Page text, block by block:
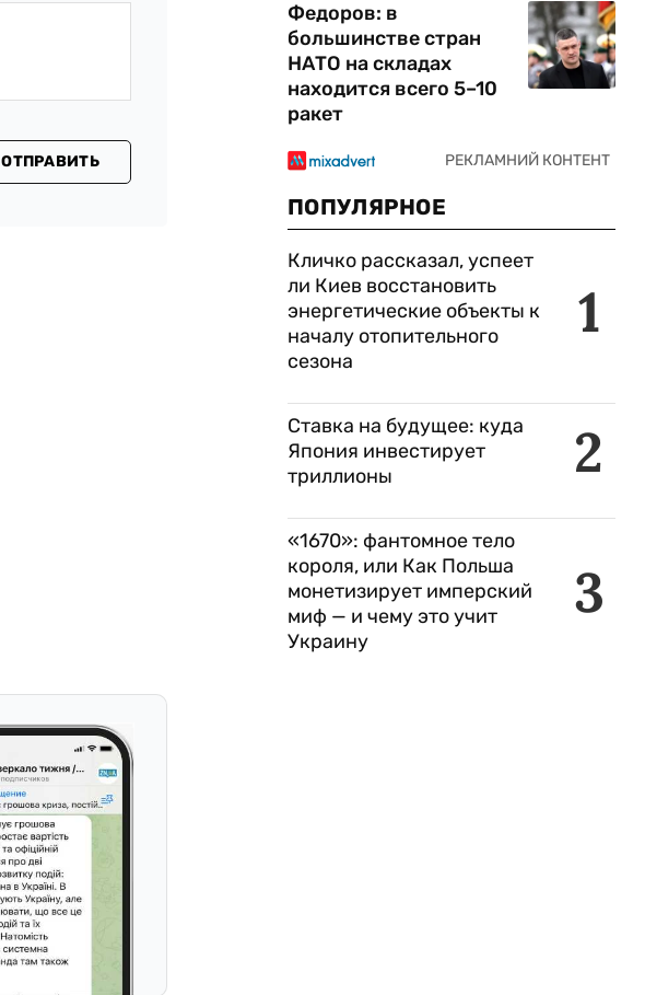
ОТПРАВИТЬ
Федоров: в
большинстве стран
НАТО на складах
находится всего 5–10
ракет
ПОПУЛЯРНОЕ
1
Кличко рассказал, успеет
ли Киев восстановить
энергетические объекты к
началу отопительного
сезона
2
Ставка на будущее: куда
Япония инвестирует
триллионы
3
«1670»: фантомное тело
короля, или Как Польша
монетизирует имперский
миф — и чему это учит
Украину